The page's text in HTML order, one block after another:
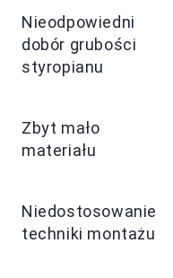
Nieodpowiedni
dobór grubości
styropianu
Zbyt mało
materiału
Niedostosowanie
techniki montażu